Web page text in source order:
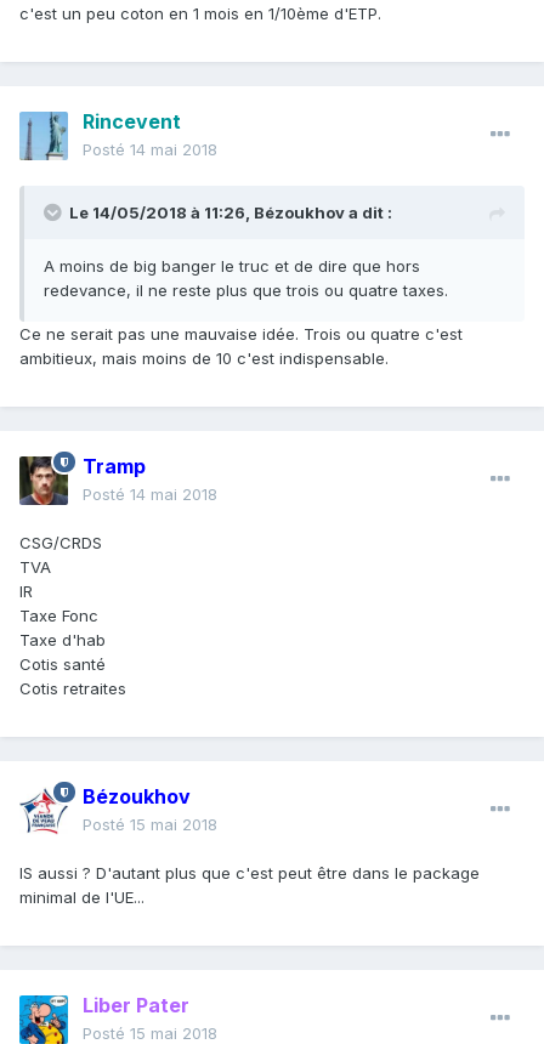
c'est un peu coton en 1 mois en 1/10ème d'ETP.
Rincevent
Posté 14 mai 2018
Le 14/05/2018 à 11:26, Bézoukhova dit :
A moins de big banger le truc et de dire que hors
redevance, il ne reste plus que trois ou quatre taxes.
Ce ne serait pas une mauvaise idée. Trois ou quatre c'est
ambitieux, mais moins de 10 c'est indispensable.
Tramp
Posté 14 mai 2018
CSG/CRDS
TVA
IR
Taxe Fonc
Taxe d'hab
Cotis santé
Cotis retraites
Bézoukhov
Posté 15 mai 2018
IS aussi ? D'autant plus que c'est peut être dans le package
minimal de l'UE...
Liber Pater
Posté 15 mai 2018